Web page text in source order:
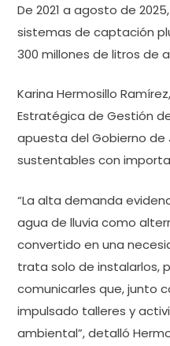
De 2021 a agosto de
sistemas de captación
300 millones de litros de
Karina Hermosillo
Estratégica de Gestión
apuesta del Gobierno
sustentables con
“La alta demanda
agua de lluvia como
convertido en una
trata solo de instalarlos,
comunicarles que, junto
impulsado talleres y
ambiental”, detalló